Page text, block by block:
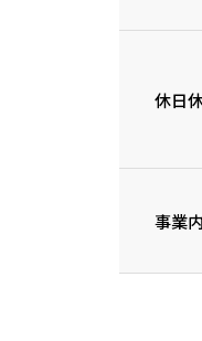
休日
事業